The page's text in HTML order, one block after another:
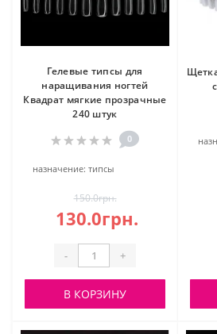
Гелевые типсы для
наращивания ногтей
Квадрат мягкие прозрачные
240 штук
0
назначение: типсы
150.0грн.
130.0грн.
- +
В КОРЗИНУ